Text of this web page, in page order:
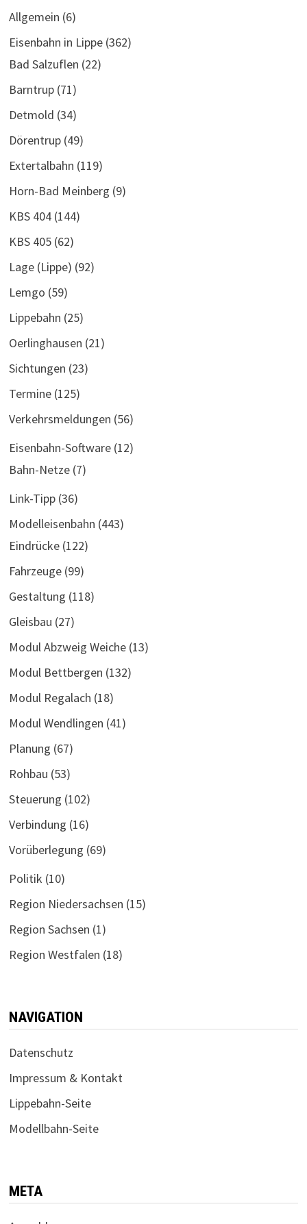
Allgemein (6)
Eisenbahn in Lippe(362)
Bad Salzuflen (22)
Barntrup(71)
Detmold (34)
Dörentrup(49)
Extertalbahn (119)
Horn-Bad Meinberg (9)
KBS 404(144)
KBS 405(62)
Lage (Lippe) (92)
Lemgo (59)
Lippebahn (25)
Oerlinghausen (21)
Sichtungen (23)
Termine(125)
Verkehrsmeldungen (56)
Eisenbahn-Software(12)
Bahn-Netze(7)
Link-Tipp(36)
Modelleisenbahn (443)
Eindrücke(122)
Fahrzeuge(99)
Gestaltung (118)
Gleisbau (27)
Modul Abzweig Weiche(13)
Modul Bettbergen (132)
Modul Regalach (18)
Modul Wendlingen (41)
Planung (67)
Rohbau (53)
Steuerung (102)
Verbindung (16)
Vorüberlegung (69)
Politik (10)
Region Niedersachsen (15)
Region Sachsen (1)
Region Westfalen (18)
NAVIGATION
Datenschutz
Impressum & Kontakt
Lippebahn-Seite
Modellbahn-Seite
META